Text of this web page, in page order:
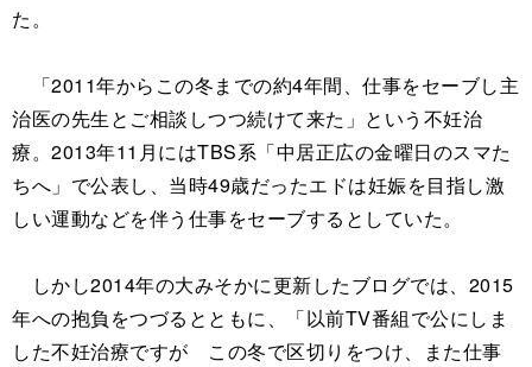
た。
「2011年からこの冬までの約4年間、仕事をセーブし主
治医の先生とご相談しつつ続けて来た」という不妊治
療。2013年11月にはTBS系「中居正広の金曜日のスマた
ちへ」で公表し、当時49歳だったエドは妊娠を目指し激
しい運動などを伴う仕事をセーブするとしていた。
しかし2014年の大みそかに更新したブログでは、2015
年への抱負をつづるとともに、「以前TV番組で公にしま
した不妊治療ですが この冬で区切りをつけ、また仕事